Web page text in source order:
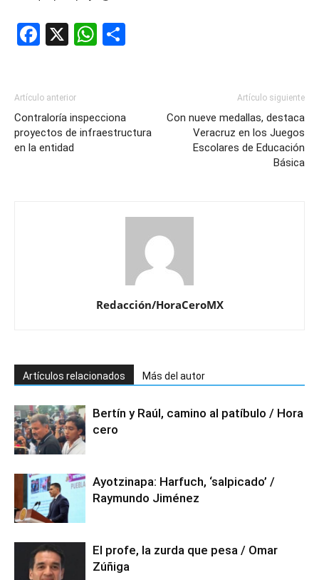
Facebook
X WhatsApp
Artículo anterior
Contraloría inspecciona
proyectos de infraestructura
en la entidad
Artículo siguiente
Con nueve medallas, destaca
Veracruz en los Juegos
Escolares de Educación
Básica
Redacción/HoraCeroMX
Artículos relacionados Más del autor
Bertín y Raúl, camino al patíbulo / Hora
cero
Ayotzinapa: Harfuch, ‘salpicado’ /
Raymundo Jiménez
El profe, la zurda que pesa / Omar
Zúñiga